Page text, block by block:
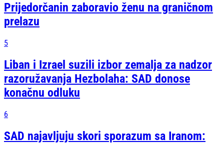
Prijedorčanin zaboravio ženu na graničnom
prelazu
5
Liban i Izrael suzili izbor zemalja za nadzor
razoružavanja Hezbolaha: SAD donose
konačnu odluku
6
SAD najavljuju skori sporazum sa Iranom: